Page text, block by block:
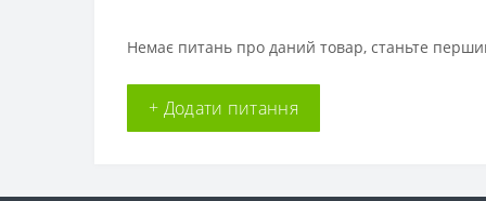
Немає питань про даний товар, станьте
+ Додати питання